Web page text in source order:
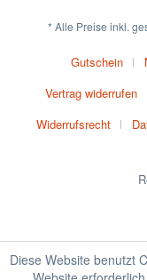
* Alle Preise inkl.
Gutschein
Vertrag widerrufen
Widerrufsrecht
Diese Website benutzt